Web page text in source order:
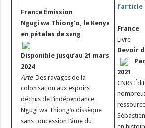
France Émission
Ngugi wa Thiong’o, le Kenya
en pétales de sang
Disponible jusqu’au 21 mars
2024
ArteDes ravages de la
colonisation aux espoirs
déchus de l’indépendance,
Ngugi wa Thiong’o dissèque
sans concession l’âme du
l’article
France
Livre
Devoir
2021
CNRS
en